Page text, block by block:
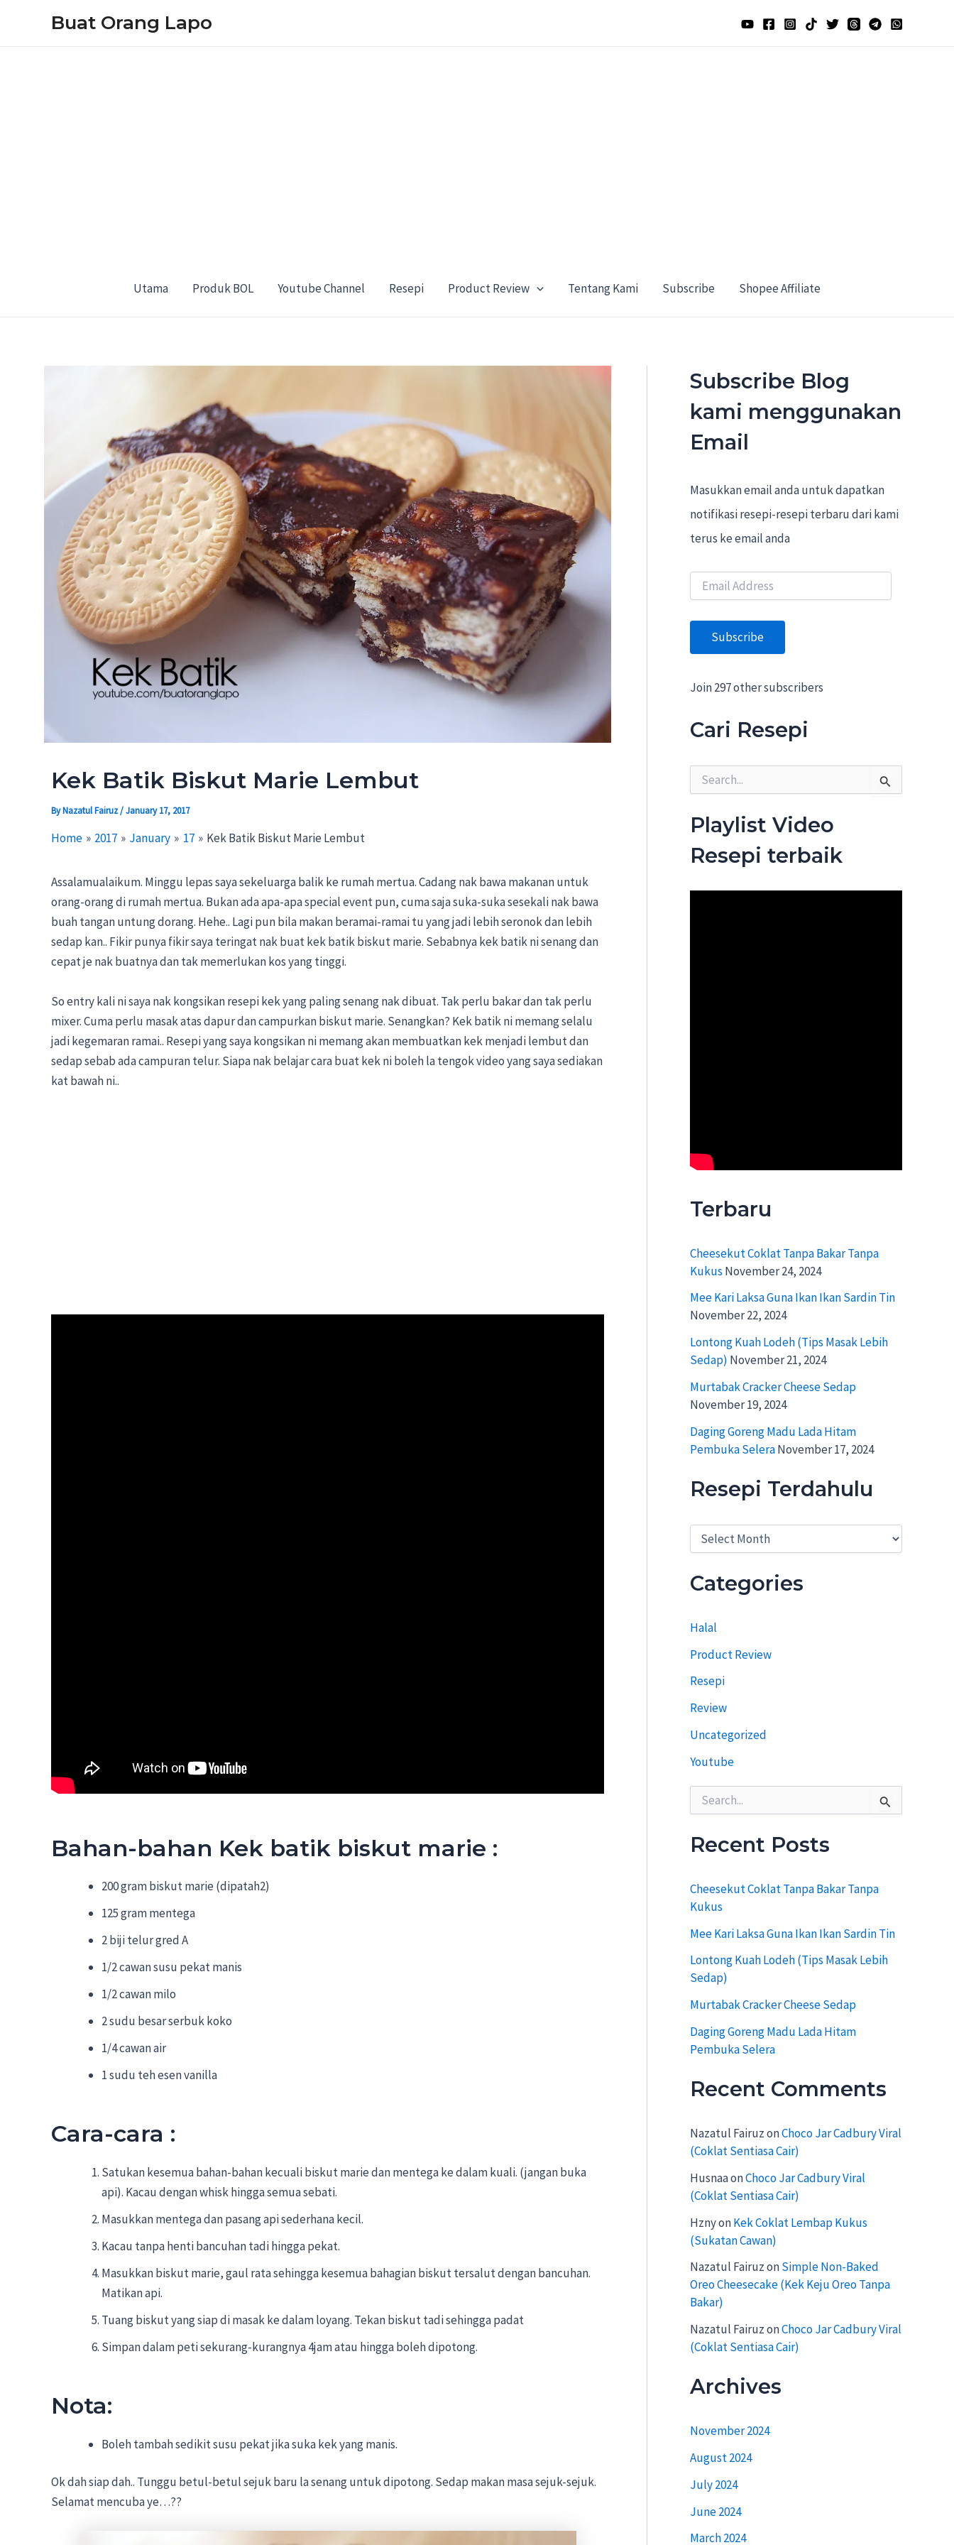
Buat Orang Lapo
Utama Produk BOL Youtube Channel Resepi Product Review Tentang Kami Subscribe Shopee Affiliate
Kek Batik Biskut Marie Lembut
ByNazatul Fairuz/January 17, 2017
Home 2017 January 17 Kek Batik Biskut Marie Lembut
Assalamualaikum. Minggu lepas saya sekeluarga balik ke rumah mertua. Cadang nak bawa makanan untuk
orang-orang di rumah mertua. Bukan ada apa-apa special event pun, cuma saja suka-suka sesekali nak bawa
buah tangan untung dorang. Hehe.. Lagi pun bila makan beramai-ramai tu yang jadi lebih seronok dan lebih
sedap kan.. Fikir punya fikir saya teringat nak buat kek batik biskut marie. Sebabnya kek batik ni senang dan
cepat je nak buatnya dan tak memerlukan kos yang tinggi.
So entry kali ni saya nak kongsikan resepi kek yang paling senang nak dibuat. Tak perlu bakar dan tak perlu
mixer. Cuma perlu masak atas dapur dan campurkan biskut marie. Senangkan? Kek batik ni memang selalu
jadi kegemaran ramai.. Resepi yang saya kongsikan ni memang akan membuatkan kek menjadi lembut dan
sedap sebab ada campuran telur. Siapa nak belajar cara buat kek ni boleh la tengok video yang saya sediakan
kat bawah ni..
Bahan-bahan Kek batik biskut marie :
200 gram biskut marie (dipatah2)
125 gram mentega
2 biji telur gred A
1/2 cawan susu pekat manis
1/2 cawan milo
2 sudu besar serbuk koko
1/4 cawan air
1 sudu teh esen vanilla
Cara-cara :
Satukan kesemua bahan-bahan kecuali biskut marie dan mentega ke dalam kuali. (jangan buka
api). Kacau dengan whisk hingga semua sebati.
Masukkan mentega dan pasang api sederhana kecil.
Kacau tanpa henti bancuhan tadi hingga pekat.
Masukkan biskut marie, gaul rata sehingga kesemua bahagian biskut tersalut dengan bancuhan.
Matikan api.
Tuang biskut yang siap di masak ke dalam loyang. Tekan biskut tadi sehingga padat
Simpan dalam peti sekurang-kurangnya 4jam atau hingga boleh dipotong.
Nota:
Boleh tambah sedikit susu pekat jika suka kek yang manis.
Ok dah siap dah.. Tunggu betul-betul sejuk baru la senang untuk dipotong. Sedap makan masa sejuk-sejuk.
Selamat mencuba ye…??
Subscribe Blog
kami menggunakan
Email
Masukkan email anda untuk dapatkan
notifikasi resepi-resepi terbaru dari kami
terus ke email anda
i
A
r
s
s
Subscribe
Join 297 other subscribers
Cari Resepi
rPlaylist Video
Resepi terbaik
Terbaru
Cheesekut Coklat Tanpa Bakar Tanpa
Kukus November 24, 2024
Mee Kari Laksa Guna Ikan Ikan Sardin Tin
November 22, 2024
Lontong Kuah Lodeh (Tips Masak Lebih
Sedap) November 21, 2024
Murtabak Cracker Cheese Sedap
November 19, 2024
Daging Goreng Madu Lada Hitam
Pembuka SeleraNovember 17, 2024
Resepi Terdahulu
e
p
e
d
h
u
l
u
Categories
Halal
Product Review
Resepi
Review
Uncategorized
Youtube
r
c
o
r
Recent Posts
Cheesekut Coklat Tanpa Bakar Tanpa
Kukus
Mee Kari Laksa Guna Ikan Ikan Sardin Tin
Lontong Kuah Lodeh (Tips Masak Lebih
Sedap)
Murtabak Cracker Cheese Sedap
Daging Goreng Madu Lada Hitam
Pembuka Selera
Recent Comments
Nazatul FairuzonChoco Jar Cadbury Viral
(Coklat Sentiasa Cair)
HusnaaonChoco Jar Cadbury Viral
(Coklat Sentiasa Cair)
HznyonKek Coklat Lembap Kukus
(Sukatan Cawan)
Nazatul FairuzonSimple Non-Baked
Oreo Cheesecake (Kek Keju Oreo Tanpa
Bakar)
Nazatul FairuzonChoco Jar Cadbury Viral
(Coklat Sentiasa Cair)
Archives
November 2024
August 2024
July 2024
June 2024
March 2024